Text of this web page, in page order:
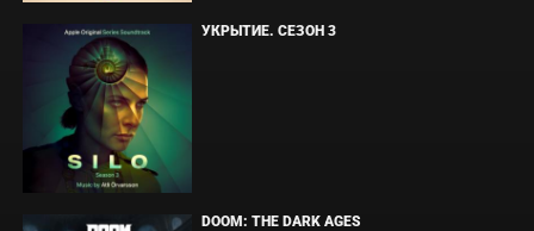
УКРЫТИЕ. СЕЗОН 3
DOOM: THE DARK AGES